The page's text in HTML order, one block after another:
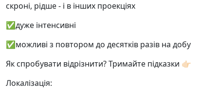
скроні, рідше - і в інших проекціях
✅дуже інтенсивні
✅можливі з повтором до десятків разів на добу
Як спробувати відрізнити? Тримайте підказки 👉🏻
Локалізація: